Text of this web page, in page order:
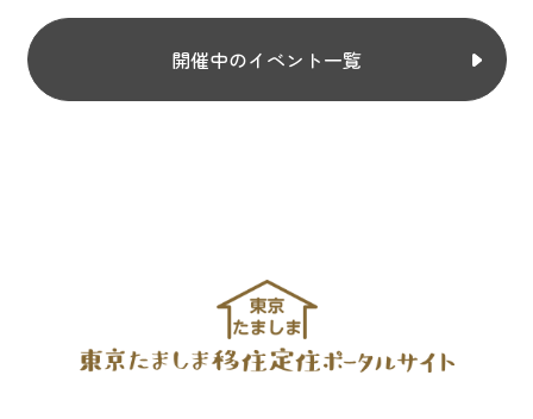
開催中のイベント一覧